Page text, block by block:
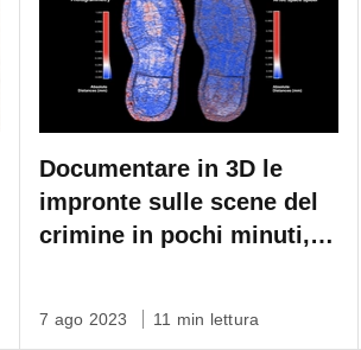
Documentare in 3D le
impronte sulle scene del
crimine in pochi minuti,
7 ago 2023 11 min lettura